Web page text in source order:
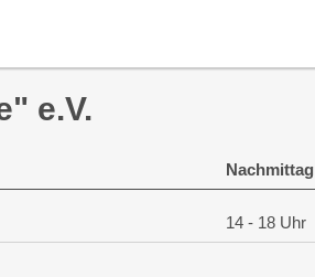
e.V.
Nachmittag
14 - 18 Uhr